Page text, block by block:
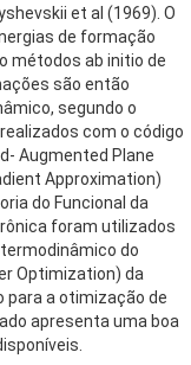
et al (1969). O
de formação
métodos ab initio de
são então
segundo o
com o código
Augmented Plane
Approximation)
do Funcional da
foram utilizados
do
Optimization) da
para a otimização de
apresenta uma boa